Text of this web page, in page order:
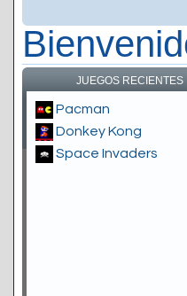
JUEGOS RECIENTES
Pacman
Donkey Kong
Space Invaders